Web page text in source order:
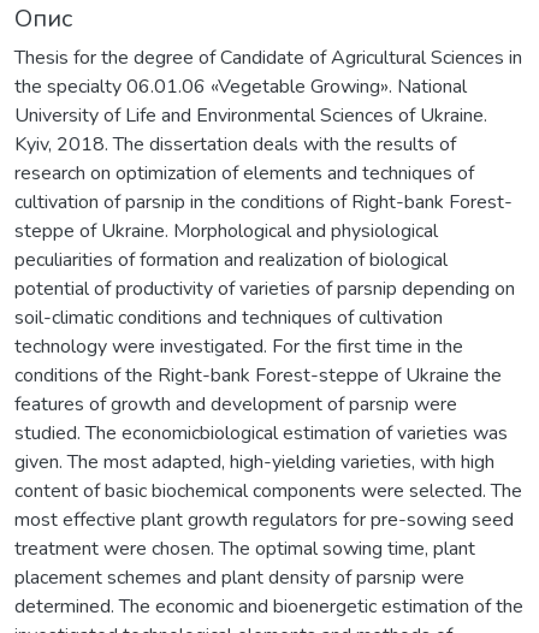
Опис
Thesis for the degree of Candidate of Agricultural Sciences in
the specialty 06.01.06 «Vegetable Growing». National
University of Life and Environmental Sciences of Ukraine.
Kyiv, 2018. The dissertation deals with the results of
research on optimization of elements and techniques of
cultivation of parsnip in the conditions of Right-bank Forest-
steppe of Ukraine. Morphological and physiological
peculiarities of formation and realization of biological
potential of productivity of varieties of parsnip depending on
soil-climatic conditions and techniques of cultivation
technology were investigated. For the first time in the
conditions of the Right-bank Forest-steppe of Ukraine the
features of growth and development of parsnip were
studied. The economicbiological estimation of varieties was
given. The most adapted, high-yielding varieties, with high
content of basic biochemical components were selected. The
most effective plant growth regulators for pre-sowing seed
treatment were chosen. The optimal sowing time, plant
placement schemes and plant density of parsnip were
determined. The economic and bioenergetic estimation of the